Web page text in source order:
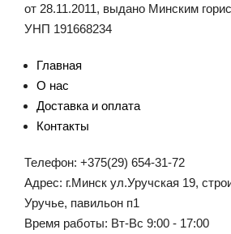
от 28.11.2011, выдано Минским
УНП 191668234
Главная
О нас
Доставка и оплата
Контакты
Телефон: +375(29) 654-31-72
Адрес: г.Минск ул.Уручская 19,
Уручье, павильон п1
Время работы: Вт-Вс 9:00 - 17:00